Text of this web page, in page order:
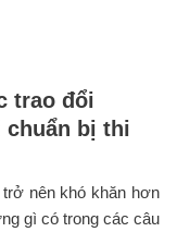
trao đổi
bị thi
nên khó khăn hơn
gì có trong các câu